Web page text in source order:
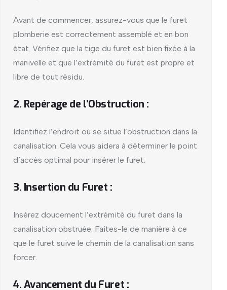
Avant de commencer, assurez-vous que le furet
plomberie est correctement assemblé et en bon
état. Vérifiez que la tige du furet est bien fixée à la
manivelle et que l’extrémité du furet est propre et
libre de tout résidu.
2. Repérage de l’Obstruction :
Identifiez l’endroit où se situe l’obstruction dans la
canalisation. Cela vous aidera à déterminer le point
d’accès optimal pour insérer le furet.
3. Insertion du Furet :
Insérez doucement l’extrémité du furet dans la
canalisation obstruée. Faites-le de manière à ce
que le furet suive le chemin de la canalisation sans
forcer.
4. Avancement du Furet :